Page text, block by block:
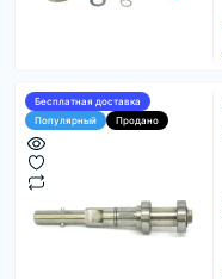
Бесплатная доставка
Популярный
Продано